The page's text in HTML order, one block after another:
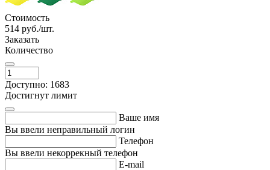
Стоимость
514 руб./шт.
Заказать
Количество
Доступно: 1683
Достигнут лимит
Ваше имя
Вы ввели неправильный логин
Телефон
Вы ввели некоррекный телефон
E-mail